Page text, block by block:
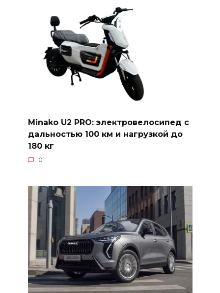
Minako U2 PRO: электровелосипед с
дальностью 100 км и нагрузкой до
180 кг
0